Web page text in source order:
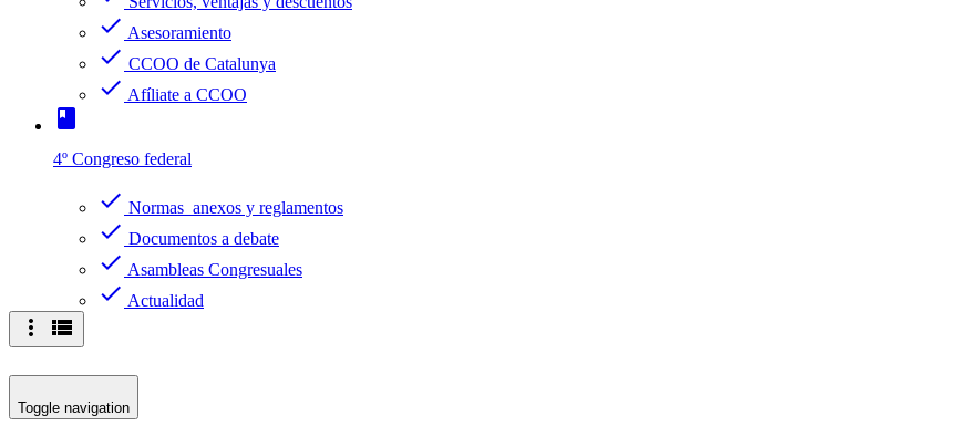
check Asesoramiento
check CCOO de Catalunya
check Afíliate a CCOO
book
4º Congreso federal
check Normas anexos y reglamentos
check Documentos a debate
check Asambleas Congresuales
check Actualidad
more_vert view_list
Toggle navigation